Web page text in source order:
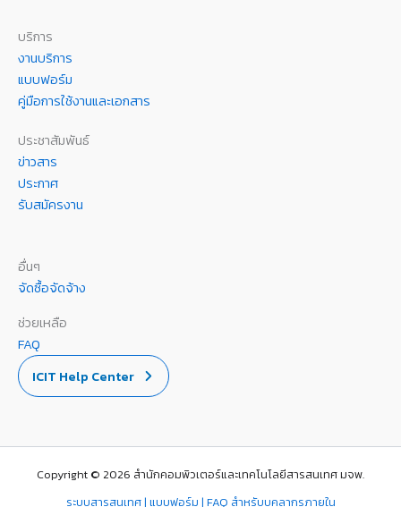
บริการ
งานบริการ
แบบฟอร์ม
คู่มือการใช้งานและเอกสาร
ประชาสัมพันธ์
ข่าวสาร
ประกาศ
รับสมัครงาน
อื่นๆ
จัดซื้อจัดจ้าง
ช่วยเหลือ
FAQ
ICIT Help Center
Copyright © 2026 สำนักคอมพิวเตอร์และเทคโนโลยีสารสนเทศ มจพ.
ระบบสารสนเทศ | แบบฟอร์ม | FAQ สำหรับบุคลากรภายใน